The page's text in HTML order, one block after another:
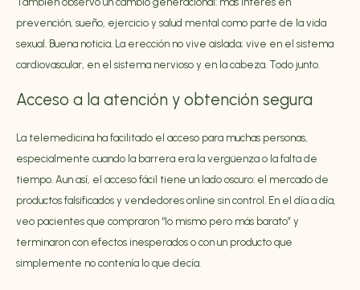
prevención, sueño, ejercicio y salud mental como parte de la vida
sexual. Buena noticia. La erección no vive aislada; vive en el sistema
cardiovascular, en el sistema nervioso y en la cabeza. Todo junto.
Acceso a la atención y obtención segura
La telemedicina ha facilitado el acceso para muchas personas,
especialmente cuando la barrera era la vergüenza o la falta de
tiempo. Aun así, el acceso fácil tiene un lado oscuro: el mercado de
productos falsificados y vendedores online sin control. En el día a día,
veo pacientes que compraron “lo mismo pero más barato” y
terminaron con efectos inesperados o con un producto que
simplemente no contenía lo que decía.